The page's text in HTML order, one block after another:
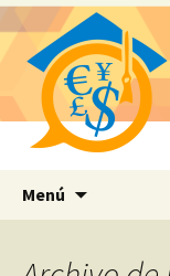
Menú